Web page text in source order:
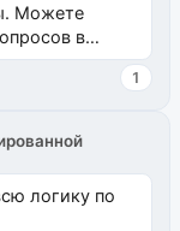
Можете
в
пуст, и,...
1
логику по